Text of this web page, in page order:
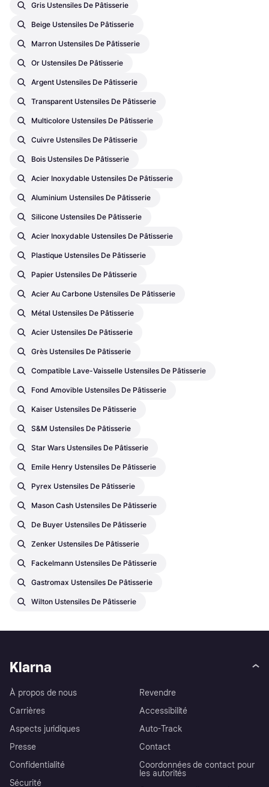
Gris Ustensiles De Pâtisserie
Beige Ustensiles De Pâtisserie
Marron Ustensiles De Pâtisserie
Or Ustensiles De Pâtisserie
Argent Ustensiles De Pâtisserie
Transparent Ustensiles De Pâtisserie
Multicolore Ustensiles De Pâtisserie
Cuivre Ustensiles De Pâtisserie
Bois Ustensiles De Pâtisserie
Acier Inoxydable Ustensiles De Pâtisserie
Aluminium Ustensiles De Pâtisserie
Silicone Ustensiles De Pâtisserie
Acier Inoxydable Ustensiles De Pâtisserie
Plastique Ustensiles De Pâtisserie
Papier Ustensiles De Pâtisserie
Acier Au Carbone Ustensiles De Pâtisserie
Métal Ustensiles De Pâtisserie
Acier Ustensiles De Pâtisserie
Grès Ustensiles De Pâtisserie
Compatible Lave-Vaisselle Ustensiles De Pâtisserie
Fond Amovible Ustensiles De Pâtisserie
Kaiser Ustensiles De Pâtisserie
S&M Ustensiles De Pâtisserie
Star Wars Ustensiles De Pâtisserie
Emile Henry Ustensiles De Pâtisserie
Pyrex Ustensiles De Pâtisserie
Mason Cash Ustensiles De Pâtisserie
De Buyer Ustensiles De Pâtisserie
Zenker Ustensiles De Pâtisserie
Fackelmann Ustensiles De Pâtisserie
Gastromax Ustensiles De Pâtisserie
Wilton Ustensiles De Pâtisserie
Klarna
À propos de nous
Carrières
Aspects juridiques
Presse
Confidentialité
Sécurité
Revendre
Accessibilité
Auto-Track
Contact
Coordonnées de contact pour
les autorités